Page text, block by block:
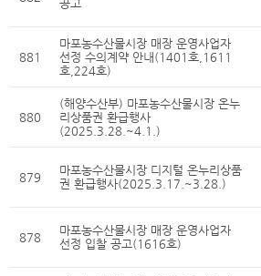
공고
881
마포농수산물시장 매장 운영사업자
선정 수의계약 안내(1401호,1611
호,224호)
880
(해양수산부) 마포농수산물시장 온누
리상품권 환급행사
(2025.3.28.~4.1.)
879
마포농수산물시장 디지털 온누리상품
권 환급행사(2025.3.17.~3.28.)
878
마포농수산물시장 매장 운영사업자
선정 입찰 공고(1616호)